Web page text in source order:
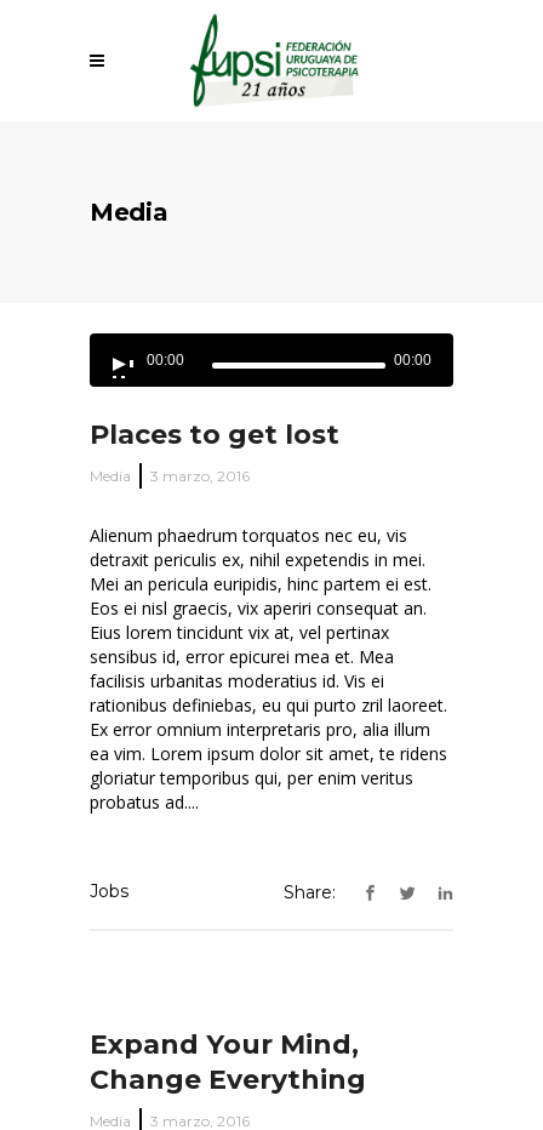
Media
Reproductor
audio
00:00 00:00
Places to get lost
Media 3 marzo, 2016
Alienum phaedrum torquatos nec eu, vis
detraxit periculis ex, nihil expetendis in mei.
Mei an pericula euripidis, hinc partem ei est.
Eos ei nisl graecis, vix aperiri consequat an.
Eius lorem tincidunt vix at, vel pertinax
sensibus id, error epicurei mea et. Mea
facilisis urbanitas moderatius id. Vis ei
rationibus definiebas, eu qui purto zril laoreet.
Ex error omnium interpretaris pro, alia illum
ea vim. Lorem ipsum dolor sit amet, te ridens
gloriatur temporibus qui, per enim veritus
probatus ad....
Jobs Share:
Expand Your Mind,
Change Everything
Media 3 marzo, 2016